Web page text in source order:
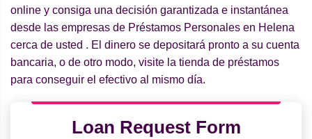
online y consiga una decisión garantizada e instantánea
desde las empresas de Préstamos Personales en Helena
cerca de usted . El dinero se depositará pronto a su cuenta
bancaria, o de otro modo, visite la tienda de préstamos
para conseguir el efectivo al mismo día.
Loan Request Form